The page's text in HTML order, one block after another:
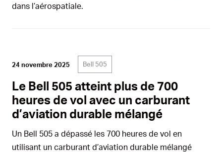
dans l’aérospatiale.
24 novembre 2025 Bell 505
Le Bell 505 atteint plus de 700
heures de vol avec un carburant
d’aviation durable mélangé
Un Bell 505 a dépassé les 700 heures de vol en
utilisant un carburant d’aviation durable mélangé